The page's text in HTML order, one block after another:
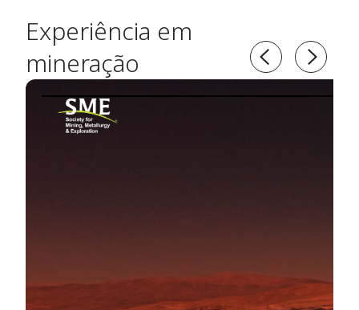
Experiência em
mineração